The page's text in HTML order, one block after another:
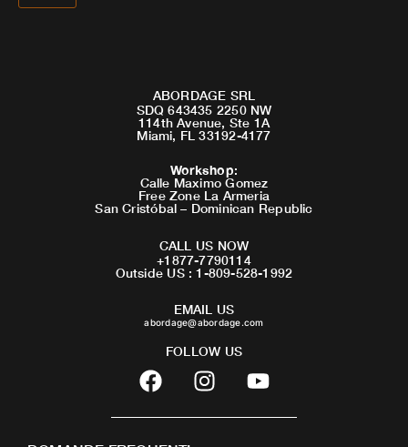
ABORDAGE SRL
SDQ 643435 2250 NW
114th Avenue, Ste 1A
Miami, FL 33192-4177
Workshop:
Calle Maximo Gomez
Free Zone La Armeria
San Cristóbal – Dominican Republic
CALL US NOW
+1877-7790114
Outside US : 1-809-528-1992
EMAIL US
abordage@abordage.com
FOLLOW US
F
a
c
I
n
s
Y
o
u